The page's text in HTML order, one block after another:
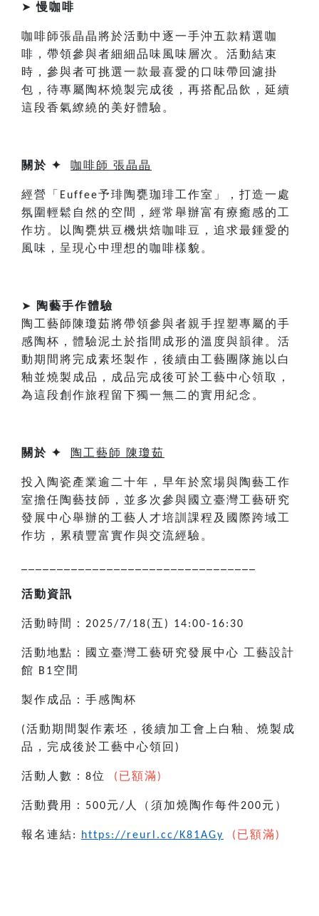
➤ 慢咖啡
咖啡師張晶晶將於活動中逐一手沖五款精選咖
啡，帶領參與者細細品味風味層次。活動結束
時，參與者可挑選一款最喜愛的口味帶回濾掛
包，待專屬陶杯燒製完成後，再搭配品飲，延續
這段香氣繚繞的美好體驗。
關於 ✦ 咖啡師 張晶晶
經營「 Euffee予琲陶甕珈琲工作室」，打造一處
氛圍輕鬆自然的空間，經常舉辦富有療癒感的工
作坊。以陶甕烘豆機烘焙咖啡豆，追求最鍾愛的
風味，呈現心中理想的咖啡樣貌。
➤
陶藝手作體驗
陶工藝師陳瓊茹將帶領參與者親手捏塑專屬的手
感陶杯，體驗泥土於指間成形的溫度與韻律。活
動期間將完成素坯製作，後續由工藝團隊施以白
釉並燒製成品，成品完成後可於工藝中心領取，
為這段創作旅程留下獨一無二的實用紀念。
關於 ✦ 陶工藝師 陳瓊茹
投入陶瓷產業逾二十年，早年於窯場與陶藝工作
室擔任陶藝技師，並多次參與國立臺灣工藝研究
發展中心舉辦的工藝人才培訓課程及國際跨域工
作坊，累積豐富實作與交流經驗。
活動資訊
活動時間： 2025/7/18( 五 ) 14:00-16:30
活動地點：國立臺灣工藝研究發展中心 工藝設計
館
B1空間
製作成品：手感陶杯
(活動期間製作素坯，後續加工會上白釉、燒製成
品，完成後於工藝中心領回 )
活動人數： 8位 (已額滿)
活動費用： 500元/ 人（須加燒陶作每件200元）
報名連結: https://reurl.cc/K81AGy (已額滿)